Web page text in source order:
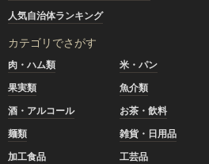
人気自治体ランキング
カテゴリでさがす
肉・ハム類 米・パン
果実類
魚介類
酒・アルコール
お茶・飲料
麺類
雑貨・日用品
加工食品
工芸品